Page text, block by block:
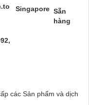
Singapore Sẵn
hàng
các Sản phẩm và dịch